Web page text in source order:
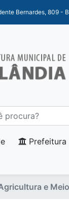
Bernardes, 809 -
Prefeitura
e